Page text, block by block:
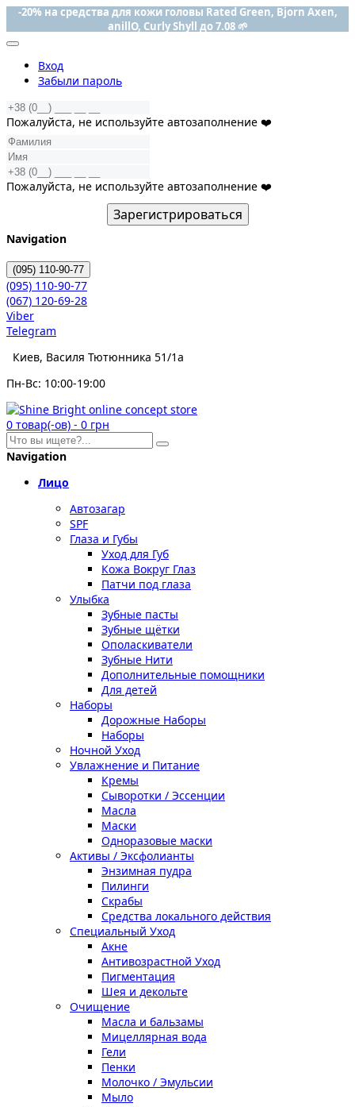
-20% на средства для кожи головы Rated Green, Bjorn Axen,
anillO, Curly Shyll до 7.08 🌱
Вход
Забыли пароль
Пожалуйста, не используйте автозаполнение ❤️
Пожалуйста, не используйте автозаполнение ❤️
Зарегистрироваться
Navigation
(095) 110-90-77
(095) 110-90-77
(067) 120-69-28
Viber
Telegram
Киев, Василя Тютюнника 51/1а
Пн-Вс: 10:00-19:00
0 товар(-ов) - 0 грн
Navigation
Лицо
Автозагар
SPF
Глаза и Губы
Уход для Губ
Кожа Вокруг Глаз
Патчи под глаза
Улыбка
Зубные пасты
Зубные щётки
Ополаскиватели
Зубные Нити
Дополнительные помощники
Для детей
Наборы
Дорожные Наборы
Наборы
Ночной Уход
Увлажнение и Питание
Кремы
Сыворотки / Эссенции
Масла
Маски
Одноразовые маски
Активы / Эксфолианты
Энзимная пудра
Пилинги
Скрабы
Средства локального действия
Специальный Уход
Акне
Антивозрастной Уход
Пигментация
Шея и декольте
Очищение
Масла и бальзамы
Мицеллярная вода
Гели
Пенки
Молочко / Эмульсии
Мыло